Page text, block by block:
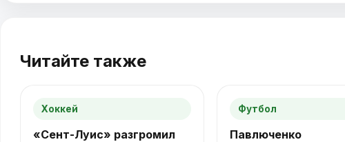
Читайте также
Хоккей
«Сент-Луис» разгромил
Футбол
Павлюченко